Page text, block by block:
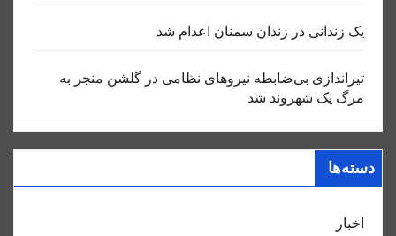
یک زندانی در زندان سمنان اعدام شد
تیراندازی بی‌ضابطه نیروهای نظامی در گلشن منجر به
مرگ یک شهروند شد
دسته‌ها
اخبار